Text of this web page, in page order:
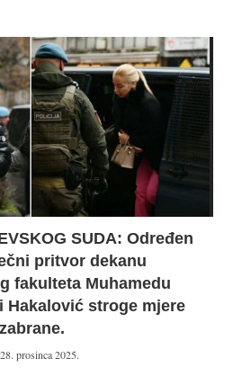
SUDA: Određen
pritvor dekanu
fakulteta Muhamedu
Hakalović stroge mjere
zabrane.
28. prosinca 2025.